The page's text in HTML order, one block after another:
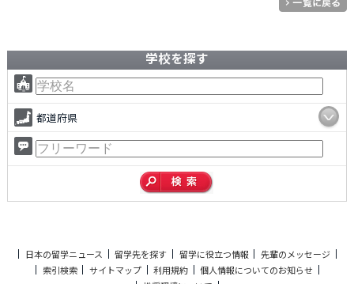
学校を探す
都道府県
日本の留学ニュース 留学先を探す 留学に役立つ情報
先輩のメッセージ
索引検索
サイトマップ 利用規約
個人情報についてのお知らせ